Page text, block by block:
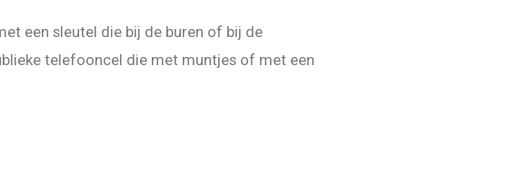
een sleutel die bij de buren of bij de
telefooncel die met muntjes of met een